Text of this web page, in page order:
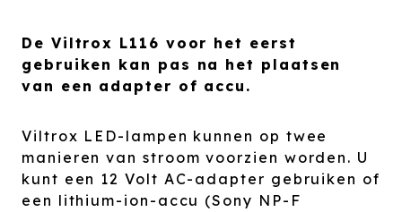
De Viltrox L116 voor het eerst
gebruiken kan pas na het plaatsen
van een adapter of accu.
Viltrox LED-lampen kunnen op twee
manieren van stroom voorzien worden. U
kunt een 12 Volt AC-adapter gebruiken of
een lithium-ion-accu (Sony NP-F